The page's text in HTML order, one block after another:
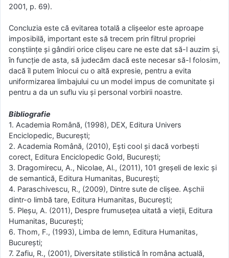
2001, p. 69).
Concluzia este că evitarea totală a clișeelor este aproape
imposibilă, important este să trecem prin filtrul propriei
conștiințe și gândiri orice clișeu care ne este dat să-l auzim și,
în funcție de asta, să judecăm dacă este necesar să-l folosim,
dacă îl putem înlocui cu o altă expresie, pentru a evita
uniformizarea limbajului cu un model impus de comunitate și
pentru a da un suflu viu și personal vorbirii noastre.
Bibliografie
1. Academia Română, (1998), DEX, Editura Univers
Enciclopedic, București;
2. Academia Română, (2010), Ești cool și dacă vorbești
corect, Editura Enciclopedic Gold, București;
3. Dragomirecu, A., Nicolae, Al., (2011), 101 greșeli de lexic și
de semantică, Editura Humanitas, București;
4. Paraschivescu, R., (2009), Dintre sute de clișee. Așchii
dintr-o limbă tare, Editura Humanitas, București;
5. Pleșu, A. (2011), Despre frumusețea uitată a vieții, Editura
Humanitas, București;
6. Thom, F., (1993), Limba de lemn, Editura Humanitas,
București;
7. Zafiu, R., (2001), Diversitate stilistică în româna actuală,